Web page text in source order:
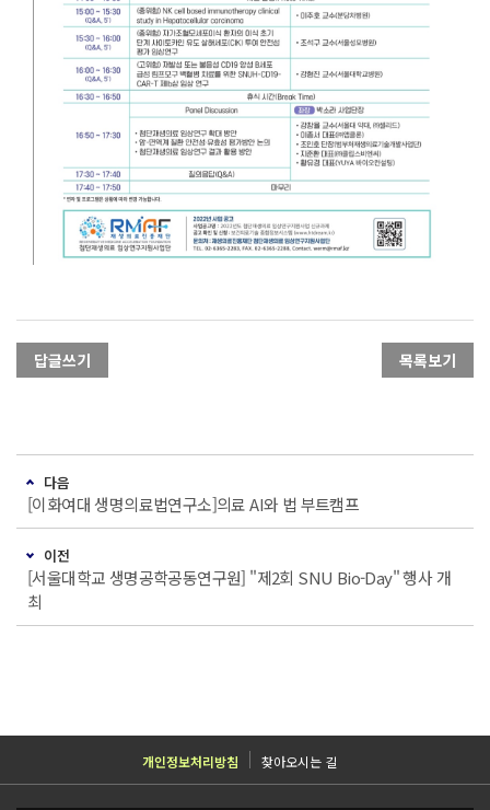
답글쓰기 목록보기
다음
[이화여대 생명의료법연구소]의료 AI와 법 부트캠프
이전
[서울대학교 생명공학공동연구원] "제2회 SNU Bio-Day" 행사 개
최
개인정보처리방침 찾아오시는 길